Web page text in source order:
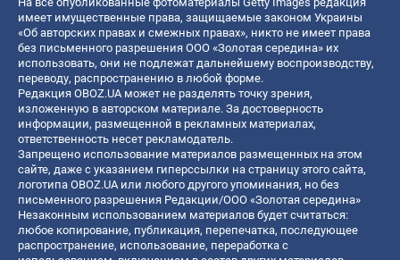
имеет имущественные права, защищаемые законом Украины
«Об авторских правах и смежных правах», никто не имеет права
без письменного разрешения ООО «Золотая середина» их
использовать, они не подлежат дальнейшему воспроизводству,
переводу, распространению в любой форме.
Редакция OBOZ.UA может не разделять точку зрения,
изложенную в авторском материале. За достоверность
информации, размещенной в рекламных материалах,
ответственность несет рекламодатель.
Запрещено использование материалов размещенных на этом
сайте, даже с указанием гиперссылки на страницу этого сайта,
логотипа OBOZ.UA или любого другого упоминания, но без
письменного разрешения Редакции/ООО «Золотая середина»
Незаконным использованием материалов будет считаться:
любое копирование, публикация, перепечатка, последующее
распространение, использование, переработка с